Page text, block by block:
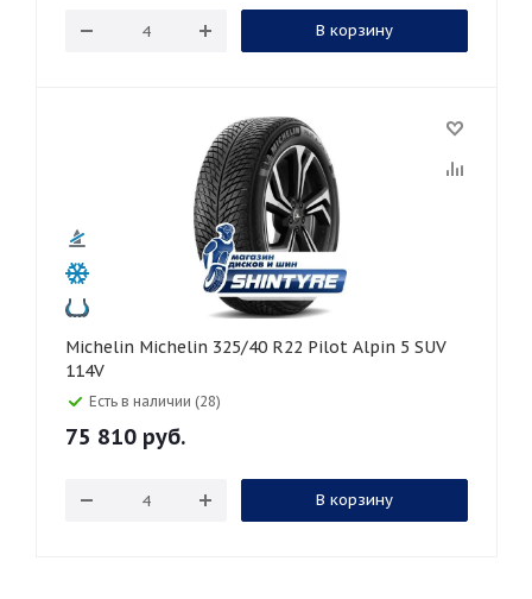
В корзину
Michelin Michelin 325/40 R22 Pilot Alpin 5 SUV
114V
Есть в наличии (28)
75 810 руб.
В корзину